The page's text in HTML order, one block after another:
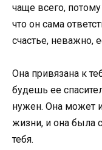
чаще всего,
что он сама
счастье, неважно,
Она привязана к
будешь ее
нужен. Она может
жизни, и она была
тебя.